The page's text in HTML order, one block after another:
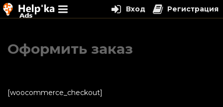
содержимому
Оформить заказ
[woocommerce_checkout]
Вход Регистрация